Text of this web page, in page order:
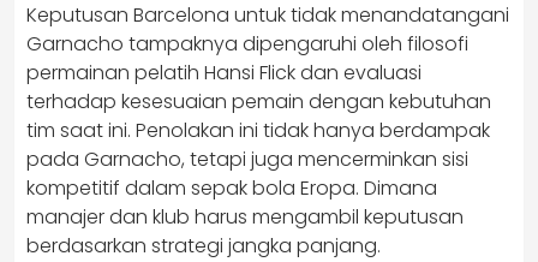
Keputusan Barcelona untuk tidak menandatangani
Garnacho tampaknya dipengaruhi oleh filosofi
permainan pelatih Hansi Flick dan evaluasi
terhadap kesesuaian pemain dengan kebutuhan
tim saat ini. Penolakan ini tidak hanya berdampak
pada Garnacho, tetapi juga mencerminkan sisi
kompetitif dalam sepak bola Eropa. Dimana
manajer dan klub harus mengambil keputusan
berdasarkan strategi jangka panjang.